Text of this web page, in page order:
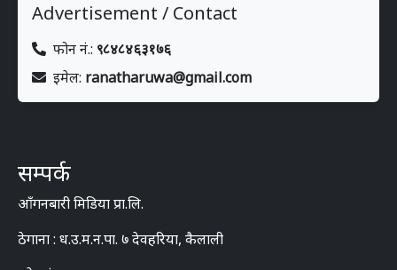
Advertisement / Contact
फोन नं.: ९८४८४६३१७६
इमेल: ranatharuwa@gmail.com
सम्पर्क
आँगनबारी मिडिया प्रा.लि.
ठेगाना : ध.उ.म.न.पा. ७ देवहरिया, कैलाली